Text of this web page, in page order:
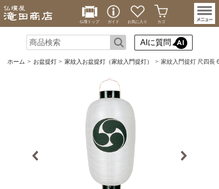
仏壇トップ ガイド お気に入り カゴ
AIに質問
ホーム お盆提灯 家紋入お盆提灯（家紋入門提灯） 家紋入門提灯 尺四長